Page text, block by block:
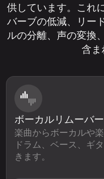
供しています。これ
バーブの低減、リー
ルの分離、声の変換
含ま
ボーカルリムーバ
楽曲からボーカルや
ドラム、ベース、ギ
きます。